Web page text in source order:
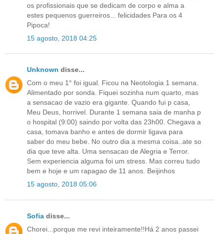
os profissionais que se dedicam de corpo e alma a
estes pequenos guerreiros... felicidades Para os 4
Pipoca!
15 agosto, 2018 04:25
Unknown disse...
Com o meu 1° foi igual. Ficou na Neotologia 1 semana.
Alimentado por sonda. Fiquei sozinha num quarto, mas
a sensacao de vazio era gigante. Quando fui p casa,
Meu Deus, horrivel. Durante 1 semana saia de manha p
o hospital (9:00) saindo por volta das 23h00. Chegava a
casa, tomava banho e antes de dormir ligava para
saber do meu bebe. No outro dia a mesma coisa..ate so
dia que teve alta. Uma sensacao de Alegria e Terror.
Sem experiencia alguma foi um stress. Mas correu tudo
bem e hoje e um rapagao de 11 anos. Beijinhos
15 agosto, 2018 05:06
Sofia disse...
Chorei...porque me revi inteiramente!!Há 2 anos passei